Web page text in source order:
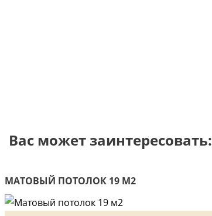
Вас может заинтересовать:
МАТОВЫЙ ПОТОЛОК 19 М2